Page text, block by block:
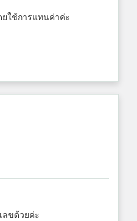
ใช้การแทนค่าค่ะ
ลขด้วยค่ะ